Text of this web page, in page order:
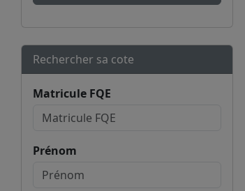
Rechercher sa cote
Matricule FQE
Prénom